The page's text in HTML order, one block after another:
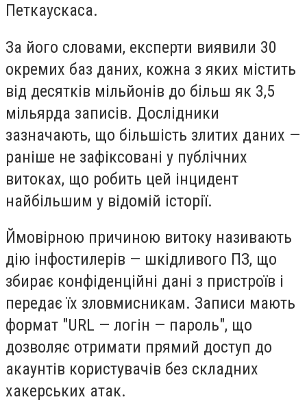
Петкаускаса.
За його словами, експерти виявили 30
окремих баз даних, кожна з яких містить
від десятків мільйонів до більш як 3,5
мільярда записів. Дослідники
зазначають, що більшість злитих даних —
раніше не зафіксовані у публічних
витоках, що робить цей інцидент
найбільшим у відомій історії.
Ймовірною причиною витоку називають
дію інфостилерів — шкідливого ПЗ, що
збирає конфіденційні дані з пристроїв і
передає їх зловмисникам. Записи мають
формат "URL — логін — пароль", що
дозволяє отримати прямий доступ до
акаунтів користувачів без складних
хакерських атак.